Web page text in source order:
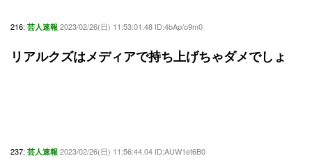
216: 芸人速報 2023/02/26(日) 11:53:01.48 ID:4bAp/o9m0
リアルクズはメディアで持ち上げちゃダメでしょ
237: 芸人速報 2023/02/26(日) 11:56:44.04 ID:AUW1et6B0